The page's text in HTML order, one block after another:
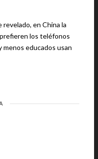
en China la
los teléfonos
menos educados usan